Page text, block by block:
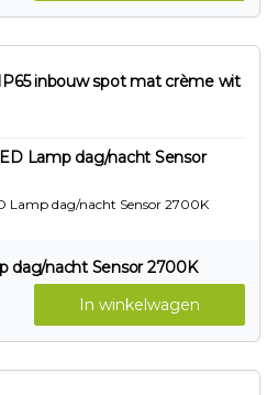
inbouw spot mat crème wit
Lamp dag/nacht Sensor
Lamp dag/nacht Sensor 2700K
dag/nacht Sensor 2700K
In winkelwagen